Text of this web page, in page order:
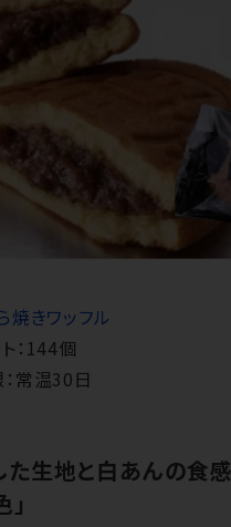
焼きワッフル
：144個
常温30日
た生地と白あんの食